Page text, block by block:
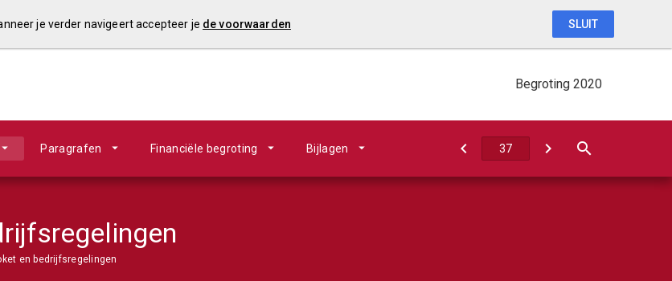
Begroting 2020
Paragrafen Financiële begroting Bijlagen
en bedrijfsregelingen
je verder navigeert accepteer je de voorwaarden SLUIT